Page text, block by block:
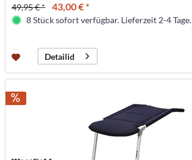
49,95 € * 43,00 € *
8 Stück sofort verfügbar. Lieferzeit 2-4 Tage.
Detailid